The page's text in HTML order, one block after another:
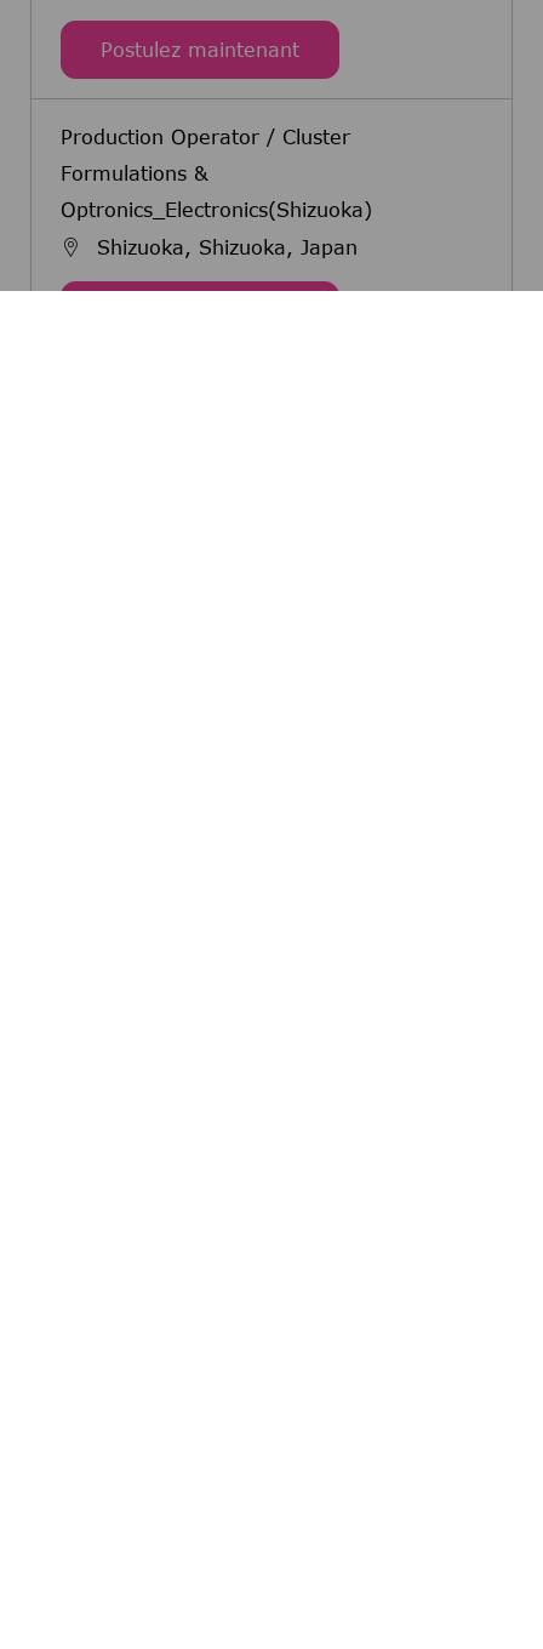
Postulez maintenantProduction Operator /
Production Operator / Cluster
Formulations &
Optronics_Electronics(Shizuoka)
Shizuoka, Shizuoka, Japan